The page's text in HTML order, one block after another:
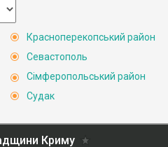
Красноперекопський район
Севастополь
Сімферопольський район
Судак